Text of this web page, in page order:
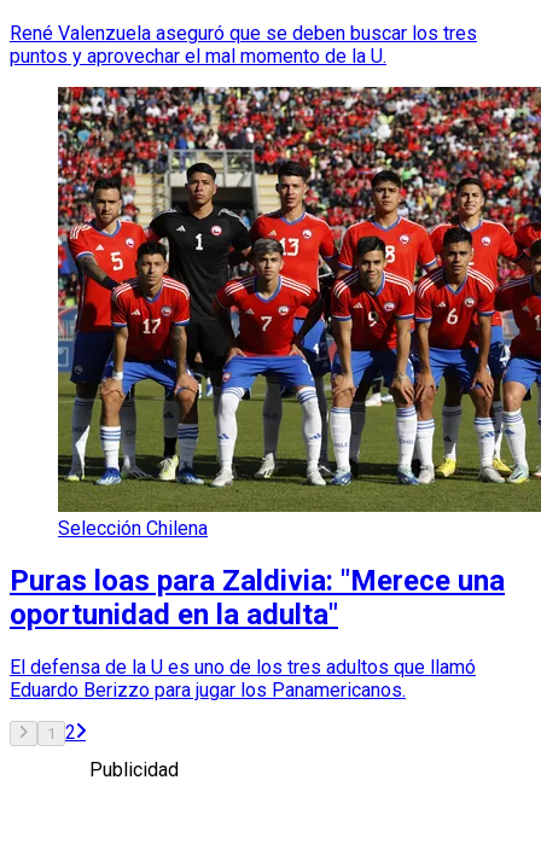
René Valenzuela aseguró que se deben buscar los tres
puntos y aprovechar el mal momento de la U.
Selección Chilena
Puras loas para Zaldivia: "Merece una
oportunidad en la adulta"
El defensa de la U es uno de los tres adultos que llamó
Eduardo Berizzo para jugar los Panamericanos.
1
2
Publicidad